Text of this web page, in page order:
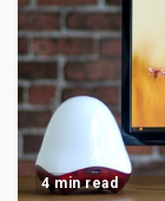
4 min read